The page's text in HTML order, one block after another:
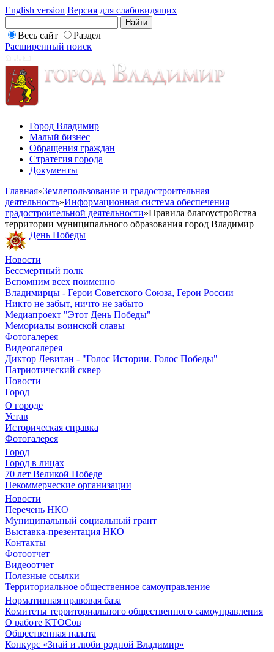
English version Версия для слабовидящих
Весь сайт
Раздел
Расширенный поиск
Город Владимир
Малый бизнес
Обращения граждан
Стратегия города
Документы
Главная»Землепользование и градостроительная
деятельность»Информационная система обеспечения
градостроительной деятельности»Правила благоустройства
территории муниципального образования город Владимир
День Победы
Новости
Бессмертный полк
Вспомним всех поименно
Владимирцы - Герои Советского Союза, Герои России
Никто не забыт, ничто не забыто
Медиапроект "Этот День Победы"
Мемориалы воинской славы
Фотогалерея
Видеогалерея
Диктор Левитан - "Голос Истории. Голос Победы"
Патриотический сквер
Новости
Город
О городе
Устав
Историческая справка
Фотогалерея
Город
Город в лицах
70 лет Великой Победе
Некоммерческие организации
Новости
Перечень НКО
Муниципальный социальный грант
Выставка-презентация НКО
Контакты
Фотоотчет
Видеоотчет
Полезные ссылки
Территориальное общественное самоуправление
Нормативная правовая база
Комитеты территориального общественного самоуправления
О работе КТОСов
Общественная палата
Конкурс «Знай и люби родной Владимир»